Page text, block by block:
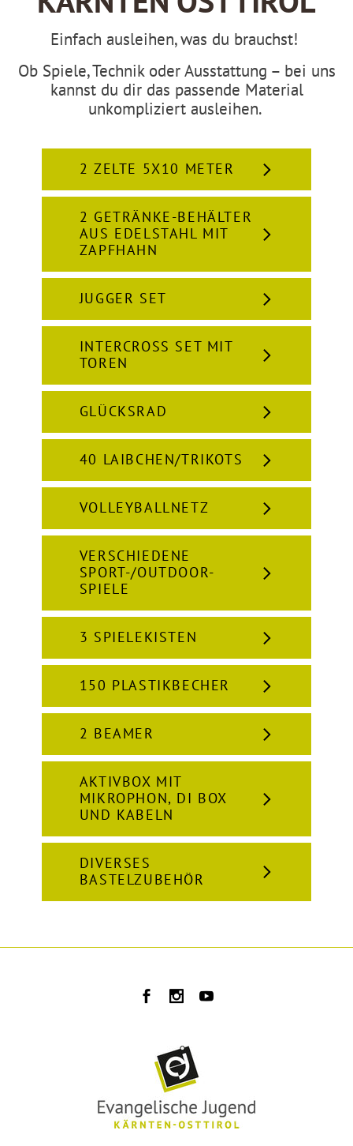
Einfach ausleihen, was du brauchst!
Ob Spiele, Technik oder Ausstattung – bei uns
kannst du dir das passende Material
unkompliziert ausleihen.
2 ZELTE 5X10 METER
2 GETRÄNKE-BEHÄLTER
AUS EDELSTAHL MIT
ZAPFHAHN
JUGGER SET
INTERCROSS SET MIT
TOREN
GLÜCKSRAD
40 LAIBCHEN/TRIKOTS
VOLLEYBALLNETZ
VERSCHIEDENE
SPORT-/OUTDOOR-
SPIELE
3 SPIELEKISTEN
150 PLASTIKBECHER
2 BEAMER
AKTIVBOX MIT
MIKROPHON, DI BOX
UND KABELN
DIVERSES
BASTELZUBEHÖR